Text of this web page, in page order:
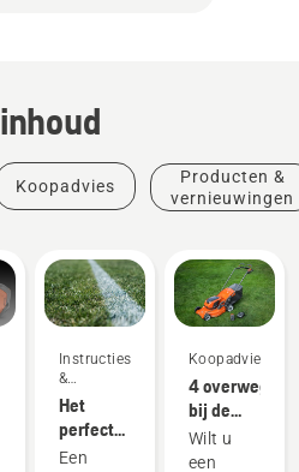
Koopadvies
Producten &
vernieuwingen
Instructies
&
handleidingen
Het
perfecte
speelveld
Een
Koopadvies
4
bij de
aankoop
van een
Wilt u
een